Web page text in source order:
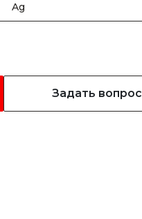
Ag
Задать вопрос